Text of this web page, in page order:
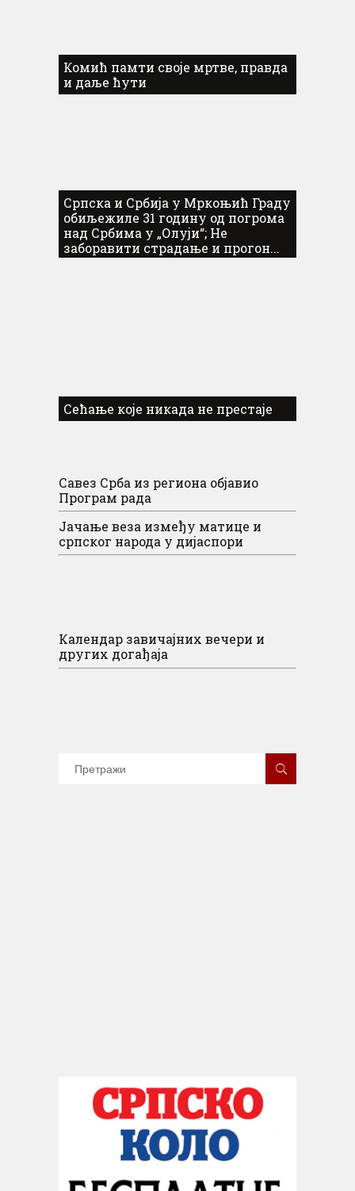
Комић памти своје мртве, правда
и даље ћути
Српска и Србија у Мркоњић Граду
обиљежиле 31 годину од погрома
над Србима у „Олуји“; Не
заборавити страдање и прогон...
Сећање које никада не престаје
Савез Срба из региона објавио
Програм рада
Јачање веза између матице и
српског народа у дијаспори
Календар завичајних вечери и
других догађаја